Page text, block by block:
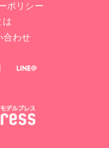
ポリシー
は
合わせ